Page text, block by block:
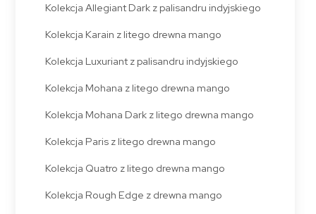
Kolekcja Allegiant Dark z palisandru indyjskiego
Kolekcja Karain z litego drewna mango
Kolekcja Luxuriant z palisandru indyjskiego
Kolekcja Mohana z litego drewna mango
Kolekcja Mohana Dark z litego drewna mango
Kolekcja Paris z litego drewna mango
Kolekcja Quatro z litego drewna mango
Kolekcja Rough Edge z drewna mango